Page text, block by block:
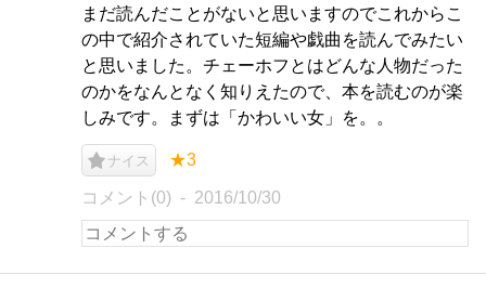
まだ読んだことがないと思いますのでこれからこ
の中で紹介されていた短編や戯曲を読んでみたい
と思いました。チェーホフとはどんな人物だった
のかをなんとなく知りえたので、本を読むのが楽
しみです。まずは「かわいい女」を。。
ナイス ★3
コメント(0) 2016/10/30